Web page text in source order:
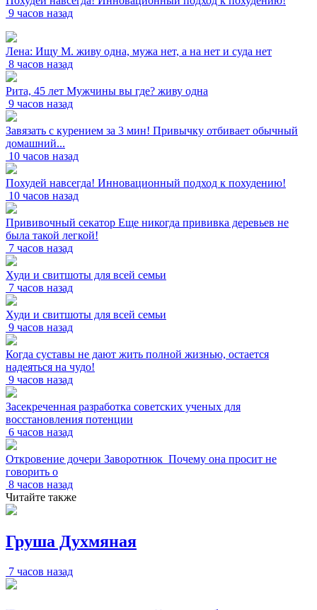
9 часов назад
Лена: Ищу М. живу одна, мужа нет, а на нет и суда нет
8 часов назад
Рита, 45 лет Мужчины вы где? живу одна
9 часов назад
Завязать с курением за 3 мин! Привычку отбивает обычный
домашний...
10 часов назад
Похудей навсегда! Инновационный подход к похудению!
10 часов назад
Прививочный секатор Еще никогда прививка деревьев не
была такой легкой!
7 часов назад
Худи и свитшоты для всей семьи
7 часов назад
Худи и свитшоты для всей семьи
9 часов назад
Когда суставы не дают жить полной жизнью, остается
надеяться на чудо!
9 часов назад
Засекреченная разработка советских ученых для
восстановления потенции
6 часов назад
Откровение дочери Заворотнюк_Почему она просит не
говорить о
8 часов назад
Читайте также
Груша Духмяная
7 часов назад